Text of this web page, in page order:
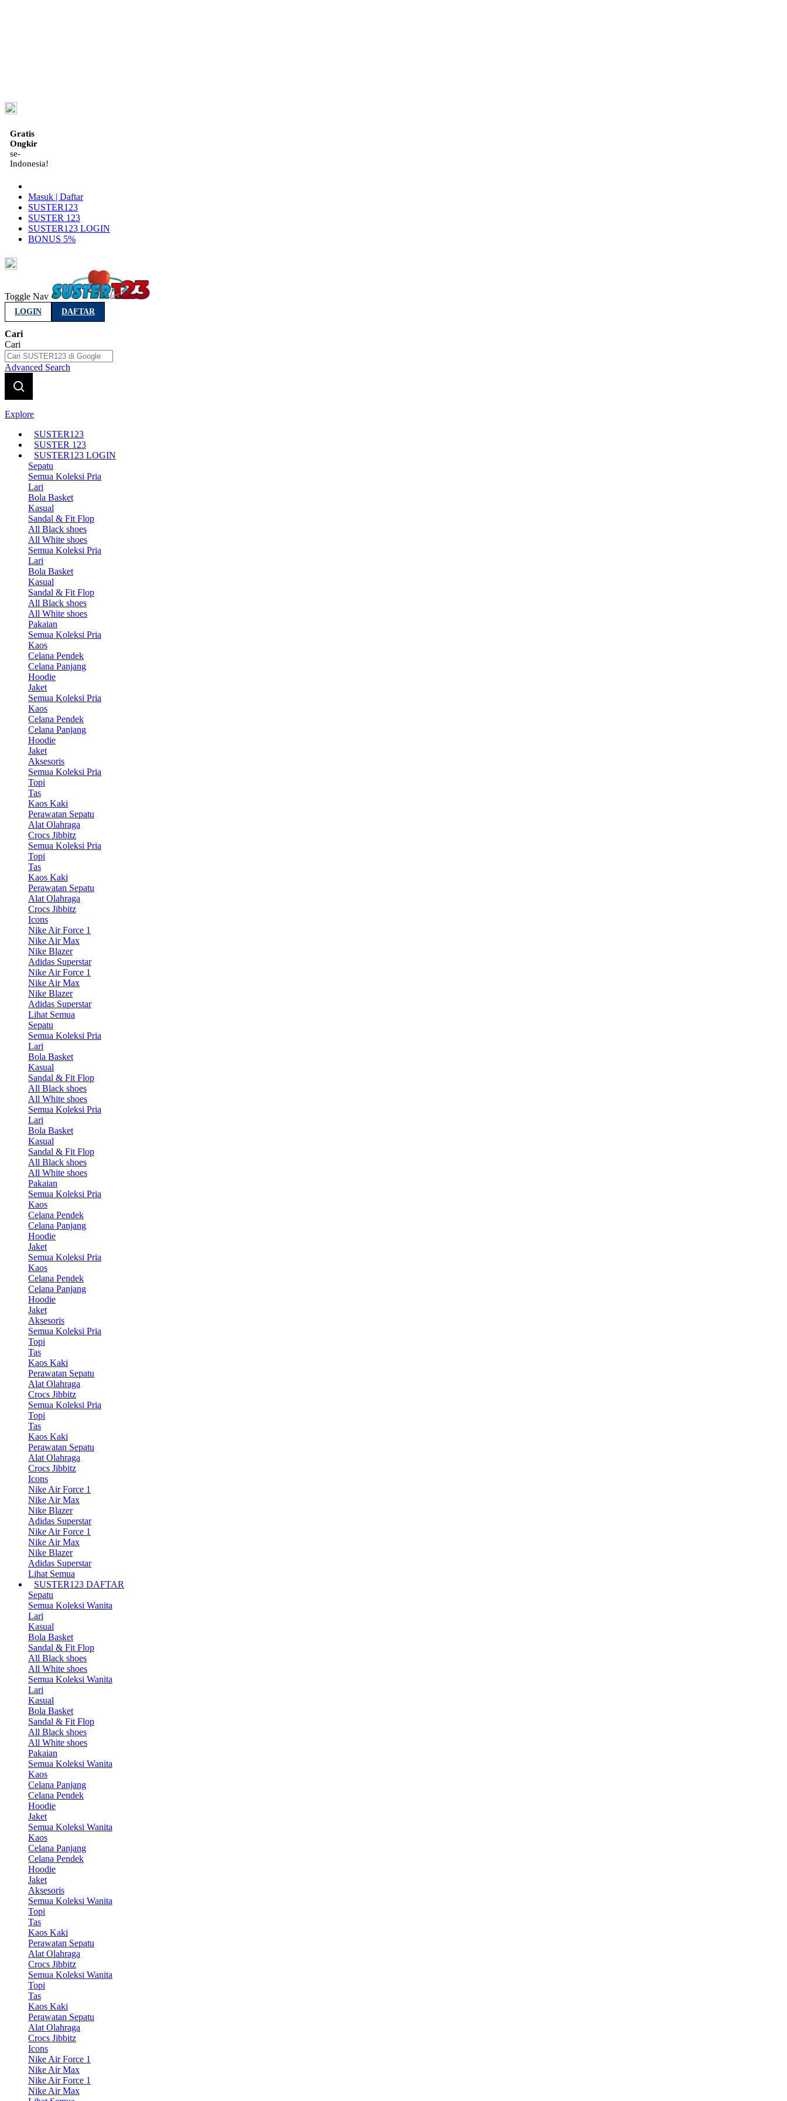
Gratis
Ongkir
se-
Indonesia!
Masuk | Daftar
SUSTER123
SUSTER 123
SUSTER123 LOGIN
BONUS 5%
Toggle Nav
LOGIN DAFTAR
Cari
Cari
Advanced Search
Explore
SUSTER123
SUSTER 123
SUSTER123 LOGIN
Sepatu
Semua Koleksi Pria
Lari
Bola Basket
Kasual
Sandal & Fit Flop
All Black shoes
All White shoes
Semua Koleksi Pria
Lari
Bola Basket
Kasual
Sandal & Fit Flop
All Black shoes
All White shoes
Pakaian
Semua Koleksi Pria
Kaos
Celana Pendek
Celana Panjang
Hoodie
Jaket
Semua Koleksi Pria
Kaos
Celana Pendek
Celana Panjang
Hoodie
Jaket
Aksesoris
Semua Koleksi Pria
Topi
Tas
Kaos Kaki
Perawatan Sepatu
Alat Olahraga
Crocs Jibbitz
Semua Koleksi Pria
Topi
Tas
Kaos Kaki
Perawatan Sepatu
Alat Olahraga
Crocs Jibbitz
Icons
Nike Air Force 1
Nike Air Max
Nike Blazer
Adidas Superstar
Nike Air Force 1
Nike Air Max
Nike Blazer
Adidas Superstar
Lihat Semua
Sepatu
Semua Koleksi Pria
Lari
Bola Basket
Kasual
Sandal & Fit Flop
All Black shoes
All White shoes
Semua Koleksi Pria
Lari
Bola Basket
Kasual
Sandal & Fit Flop
All Black shoes
All White shoes
Pakaian
Semua Koleksi Pria
Kaos
Celana Pendek
Celana Panjang
Hoodie
Jaket
Semua Koleksi Pria
Kaos
Celana Pendek
Celana Panjang
Hoodie
Jaket
Aksesoris
Semua Koleksi Pria
Topi
Tas
Kaos Kaki
Perawatan Sepatu
Alat Olahraga
Crocs Jibbitz
Semua Koleksi Pria
Topi
Tas
Kaos Kaki
Perawatan Sepatu
Alat Olahraga
Crocs Jibbitz
Icons
Nike Air Force 1
Nike Air Max
Nike Blazer
Adidas Superstar
Nike Air Force 1
Nike Air Max
Nike Blazer
Adidas Superstar
Lihat Semua
SUSTER123 DAFTAR
Sepatu
Semua Koleksi Wanita
Lari
Kasual
Bola Basket
Sandal & Fit Flop
All Black shoes
All White shoes
Semua Koleksi Wanita
Lari
Kasual
Bola Basket
Sandal & Fit Flop
All Black shoes
All White shoes
Pakaian
Semua Koleksi Wanita
Kaos
Celana Panjang
Celana Pendek
Hoodie
Jaket
Semua Koleksi Wanita
Kaos
Celana Panjang
Celana Pendek
Hoodie
Jaket
Aksesoris
Semua Koleksi Wanita
Topi
Tas
Kaos Kaki
Perawatan Sepatu
Alat Olahraga
Crocs Jibbitz
Semua Koleksi Wanita
Topi
Tas
Kaos Kaki
Perawatan Sepatu
Alat Olahraga
Crocs Jibbitz
Icons
Nike Air Force 1
Nike Air Max
Nike Air Force 1
Nike Air Max